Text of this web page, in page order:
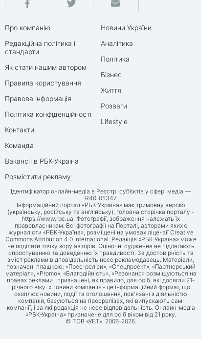
Про компанію
Редакційна політика і
стандарти
Як стати нашим автором
Правила користування
Правова інформація
Політика конфіденційності
Контакти
Команда
Вакансії в РБК-Україна
Розмістити рекламу
Новини України
Аналітика
Політика
Бізнес
Життя
Розваги
Lifestyle
Ідентифікатор онлайн-медіа в Реєстрі суб’єктів у сфері медіа —
R40-05347
Інформаційний портал «РБК-Україна» має тримовну версію
(українську, російську та англійську), головна сторінка порталу -
https://www.rbc.ua. Фотографії, зображення належать їх
правовласникам. Всі фотографії на Порталі, авторами яких є
журналісти «РБК-Україна», розміщені на умовах ліцензії Creative
Commons Attribution 4.0 International. Редакція «РБК-Україна» може
не поділяти точку зору авторів. Оціночні судження не підлягають
спростуванню та доведенню їх правдивості. За достовірність та
зміст реклами відповідальність несе рекламодавець. Матеріали,
позначені плашкою: «Прес-релізи», «Спецпроект», «Партнерський
матеріал», «Promo», «Благодійність», «Резонанс» розміщуються на
правах реклами і призначені, як правило, для осіб, які досягли 21-
річного віку. «Новини компанії» - це інформаційний формат, що
охоплює новини, події та оголошення, пов'язані з діяльністю
компаній, базуються на пресрелізах, які випускають самі
компанії, і за які редакція не несе відповідальність. Онлайн-медіа
«РБК-Україна» призначене для осіб віком від 21 року.
© ТОВ «УБТ», 2006-2026.